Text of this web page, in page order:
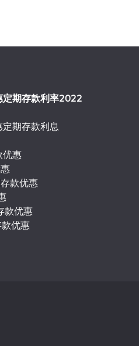
定期存款利率2022
期存款利息
优惠
款优惠
款优惠
优惠